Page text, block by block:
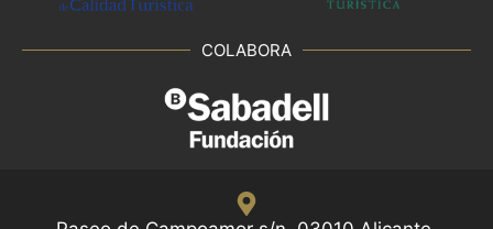
COLABORA